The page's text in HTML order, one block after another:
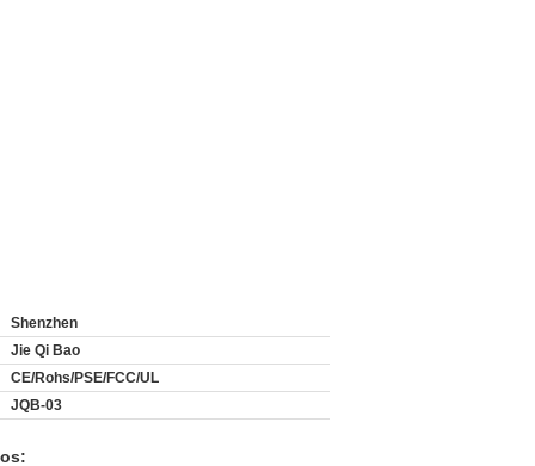
Shenzhen
Jie Qi Bao
CE/Rohs/PSE/FCC/UL
JQB-03